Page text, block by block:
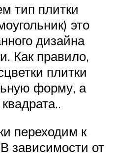
тип плитки
это
дизайна
Как правило,
плитки
форму, а
переходим к
зависимости от